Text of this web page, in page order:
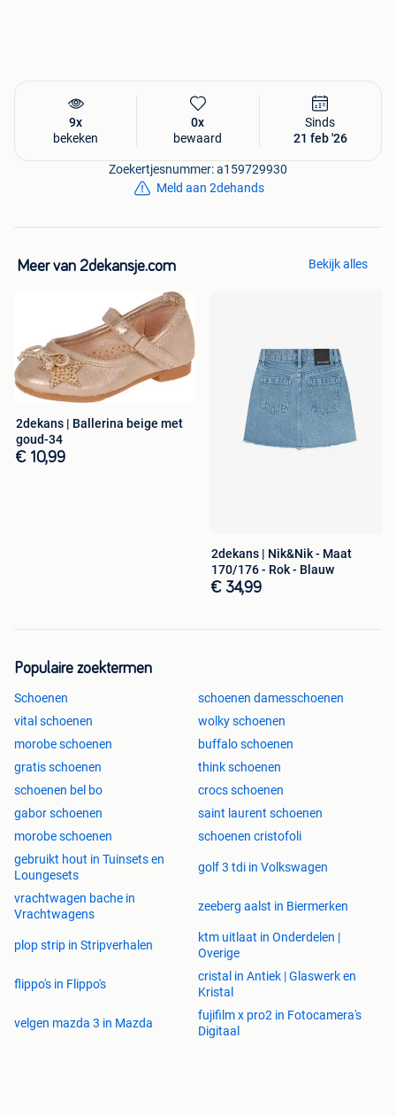
9x
bekeken
0x
bewaard
Sinds
21 feb '26
Zoekertjesnummer: a159729930
Meld aan 2dehands
Meer van 2dekansje.com Bekijk alles
2dekans | Ballerina beige met
goud-34
€ 10,99
2dekans | Nik&Nik - Maat
170/176 - Rok - Blauw
€ 34,99
Populaire zoektermen
Schoenen
schoenen damesschoenen
vital schoenen
wolky schoenen
morobe schoenen
buffalo schoenen
gratis schoenen
think schoenen
schoenen bel bo
crocs schoenen
gabor schoenen
saint laurent schoenen
morobe schoenen
schoenen cristofoli
gebruikt hout in Tuinsets en
Loungesets
golf 3 tdi in Volkswagen
vrachtwagen bache in
Vrachtwagens
zeeberg aalst in Biermerken
plop strip in Stripverhalen
ktm uitlaat in Onderdelen |
Overige
flippo's in Flippo's
cristal in Antiek | Glaswerk en
Kristal
velgen mazda 3 in Mazda
fujifilm x pro2 in Fotocamera's
Digitaal